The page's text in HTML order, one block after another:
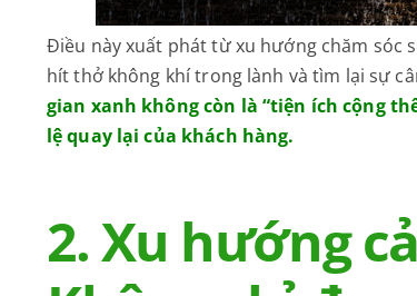
Điều này xuất phát từ xu hướng chăm sóc
hít thở không khí trong lành và tìm lại sự
gian xanh không còn là “tiện ích cộng
lệ quay lại của khách hàng.
2. Xu hướng